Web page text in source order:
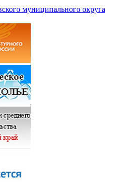
муниципального округа